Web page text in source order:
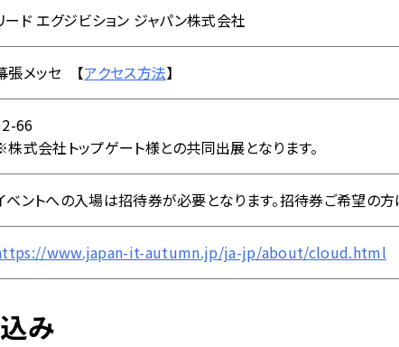
ード エグジビション ジャパン株式会社
張メッセ 【アクセス方法】
66
式会社トップゲート様との共同出展となります。
ベントへの入場は招待券が必要となります。招待券ご希望の方
www.japan-it-autumn.jp/ja-jp/about/cloud.html
み